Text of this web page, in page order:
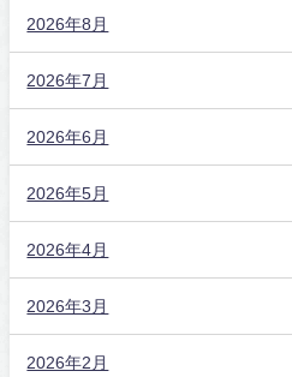
2026年8月
2026年7月
2026年6月
2026年5月
2026年4月
2026年3月
2026年2月